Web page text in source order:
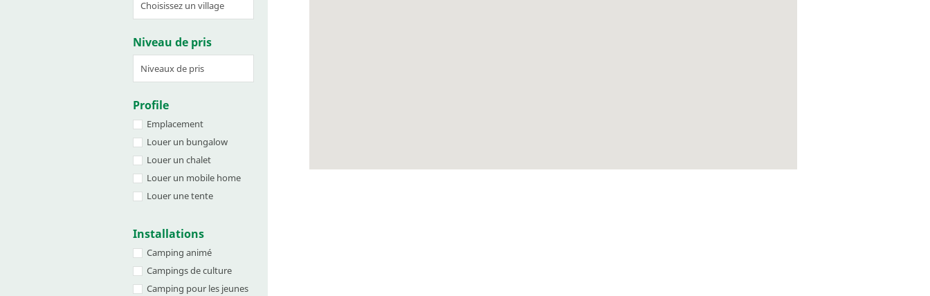
Niveau de pris
Profile
Emplacement
Louer un bungalow
Louer un chalet
Louer un mobile home
Louer une tente
Installations
Camping animé
Campings de culture
Camping pour les jeunes